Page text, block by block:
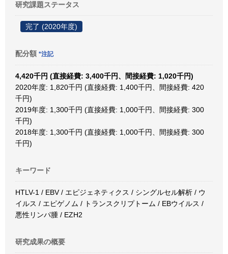
研究課題ステータス
完了 (2020年度)
配分額 *注記
4,420千円 (直接経費: 3,400千円、間接経費: 1,020千円)
2020年度: 1,820千円 (直接経費: 1,400千円、間接経費: 420
千円)
2019年度: 1,300千円 (直接経費: 1,000千円、間接経費: 300
千円)
2018年度: 1,300千円 (直接経費: 1,000千円、間接経費: 300
千円)
キーワード
HTLV-1 / EBV / エピジェネティクス / シングルセル解析 / ウ
イルス / エピゲノム / トランスクリプトーム / EBウイルス /
悪性リンパ腫 / EZH2
研究成果の概要